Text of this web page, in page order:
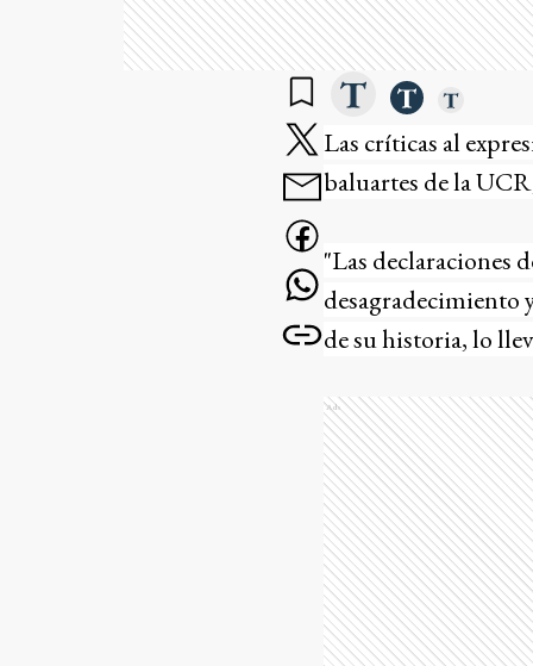
Las críticas al
baluartes de la
"Las declaraciones
desagradecimiento
de su historia, lo
Ads